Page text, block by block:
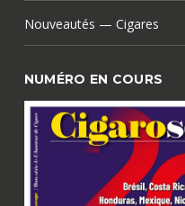
Nouveautés — Cigares
NUMÉRO EN COURS